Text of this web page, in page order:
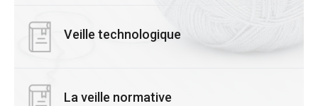
Veille technologique
La veille normative